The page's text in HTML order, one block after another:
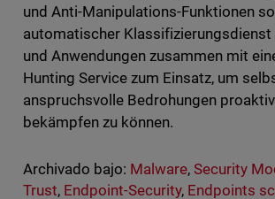
und Anti-Manipulations-Funktionen
automatischer
und Anwendungen zusammen mit
Hunting Service zum Einsatz, um
anspruchsvolle Bedrohungen
bekämpfen zu können.
Archivado bajo: Malware, Security
Trust, Endpoint-Security, Endpoints